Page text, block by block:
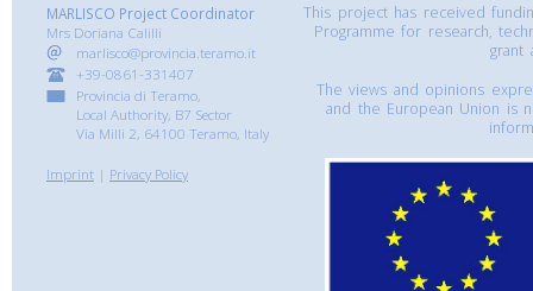
MARLISCO Project Coordinator
Mrs Doriana Calilli
marlisco@provincia.teramo.it
+39-0861-331407
Provincia di Teramo,
Local Authority, B7 Sector
Via Milli 2, 64100 Teramo, Italy
Imprint | Privacy Policy
This project has received
Programme for research,
grant
The views and opinions
and the European Union is